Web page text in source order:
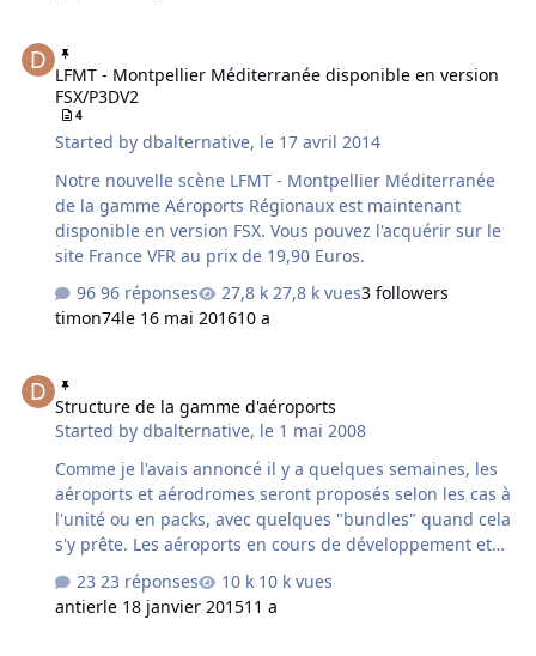
LFMT - Montpellier Méditerranée disponible en version
FSX/P3DV2
4
Started bydbalternative, le 17 avril 2014
Notre nouvelle scène LFMT - Montpellier Méditerranée
de la gamme Aéroports Régionaux est maintenant
disponible en version FSX. Vous pouvez l'acquérir sur le
site France VFR au prix de 19,90 Euros.
96 réponses
27,8 k vues3 followers
timon74le 16 mai 201610 a
Structure de la gamme d'aéroports
Started bydbalternative, le 1 mai 2008
Comme je l'avais annoncé il y a quelques semaines, les
aéroports et aérodromes seront proposés selon les cas à
l'unité ou en packs, avec quelques "bundles" quand cela
s'y prête. Les aéroports en cours de développement et
relativement bien avancés dont certains terminés sont :
Bordeaux Strasbourg Lille Rennes Lyon Nice Montpellier
Tarbes Beauvais Chambery Toulouse Marseille
23 réponses
10 k vues
antierle 18 janvier 201511 a